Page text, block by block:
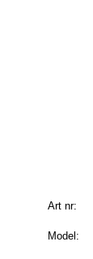
Art nr:
Model: